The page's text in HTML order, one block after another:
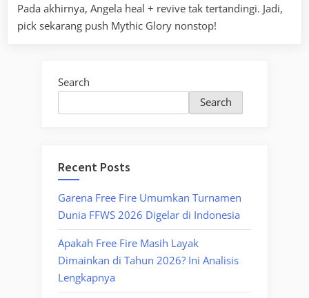
Pada akhirnya, Angela heal + revive tak tertandingi. Jadi,
pick sekarang push Mythic Glory nonstop!
Search
Search
Recent Posts
Garena Free Fire Umumkan Turnamen
Dunia FFWS 2026 Digelar di Indonesia
Apakah Free Fire Masih Layak
Dimainkan di Tahun 2026? Ini Analisis
Lengkapnya